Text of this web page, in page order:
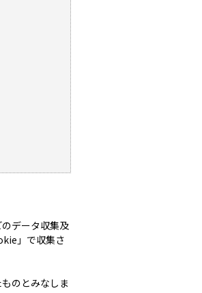
データ収集及
」で収集さ
のとみなしま